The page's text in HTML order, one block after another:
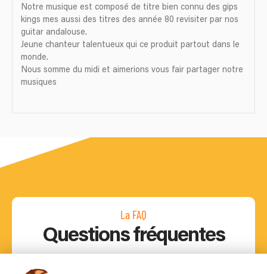
Notre musique est composé de titre bien connu des gips
kings mes aussi des titres des année 80 revisiter par nos
guitar andalouse.
Jeune chanteur talentueux qui ce produit partout dans le
monde.
Nous somme du midi et aimerions vous fair partager notre
musiques
La FAQ
Questions fréquentes